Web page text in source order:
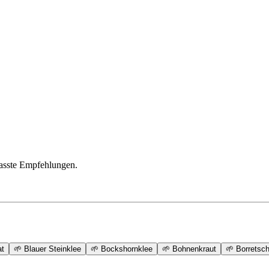
Empfehlungen.
🌱 Blauer Steinklee 🌱 Bockshornklee 🌱 Bohnenkraut 🌱 Borretsch